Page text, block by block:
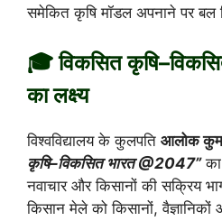
समेकित कृषि मॉडल अपनाने पर बल
🎓 विकसित
का लक्ष्य
विश्वविद्यालय के कुलपति आलोक
कृषि–विकसित भारत @2047”का
नवाचार और किसानों की सक्रिय
किसान मेले को किसानों,